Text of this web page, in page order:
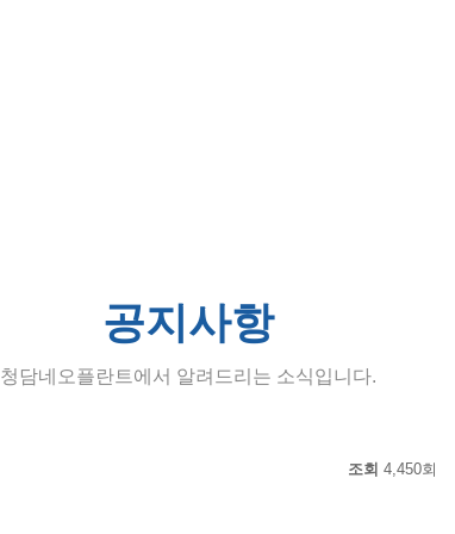
공지사항
청담네오플란트에서 알려드리는 소식입니다.
조회 4,450회